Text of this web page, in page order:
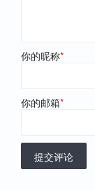
你的昵称*
你的邮箱*
提交评论